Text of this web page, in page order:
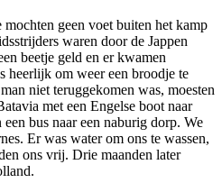
geen voet buiten het kamp
waren door de Jappen
beetje geld en er kwamen
heerlijk om weer een broodje te
niet teruggekomen was, moesten
met een Engelse boot naar
bus naar een naburig dorp. We
Er was water om ons te wassen,
ons vrij. Drie maanden later